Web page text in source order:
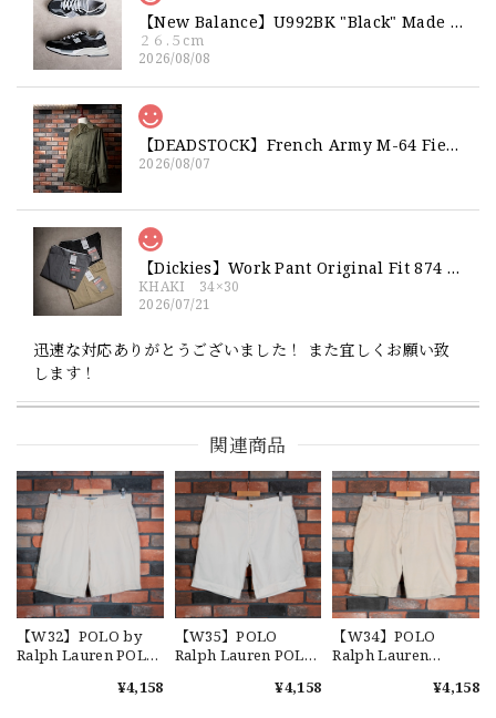
【New Balance】U992BK "Black" Made in USA 新品 ニューバランス ブラック 黒 箱付き 26 26.5 27
２６.５cm
2026/08/08
【DEADSTOCK】French Army M-64 Field Jacket "92C" 実物 フランス軍 フィールドジャケット コットンサテン300 デッドストック
2026/08/07
【Dickies】Work Pant Original Fit 874 新品 ディッキーズ オリジナルフィット ワークパンツ
KHAKI 34×30
2026/07/21
迅速な対応ありがとうございました！ また宜しくお願い致
します！
SPO
2026/07/18
交換商品受け取りました 速い発送ありがとうございました
又、トートバッグありがとうございます。使わせて頂きま
す。商品ですがニューエラとはひと味違ってとてもいいと思
います。チェーンステッチが雰囲気があり、他とかぶらない
感じが気に入りました。 YouTube 楽しみにしてます
関連商品
【W32】POLO by
Ralph Lauren POLO
ルフローレン ユーズ
¥4,158
【W35】POLO
Ralph Lauren POLO
FIT 9" ポロチノ ショ
¥4,158
【W34】POLO
Ralph Lauren
"CLASSIC FIT 9" チノ
¥4,158